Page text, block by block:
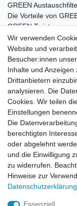
GREEN
Die Vorteile von
GREEN Twister
Impressum
©
Wir verwenden
Website und
Besucher:innen
Inhalte und
Drittanbietern
analysieren. Die
Cookies. Wir teilen
Einstellungen
Die
berechtigten
oder abgelehnt
und die Einwilligung
zu widerrufen.
Hinweise zur
Daten­schutz­erklärung
Essenziell